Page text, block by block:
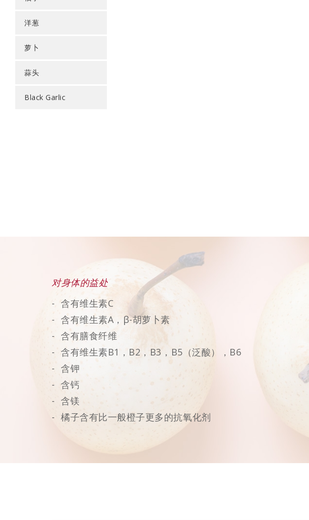
洋葱
萝卜
蒜头
Black Garlic
对身体的益处
含有维生素C
含有维生素A，β-胡萝卜素
含有膳食纤维
含有维生素B1，B2，B3，B5（泛酸），B6
含钾
含钙
含镁
橘子含有比一般橙子更多的抗氧化剂